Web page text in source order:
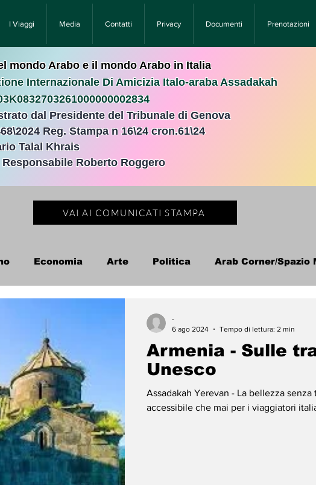
I Viaggi Media Contatti Privacy Documenti Prenotazioni
mondo Arabo e il mondo Arabo in Italia
Internazionale Di Amicizia Italo-araba Assadakah
dal Presidente del Tribunale di Genova
Reg. Stampa n 16\24 cron.61\24
Talal Khrais
Roberto Roggero
VAI AI COMUNICATI STAMPA
Economia Arte Politica Arab Corner/Spazio
Archeologia Musica Cinema Tradizioni
Teatro Lega Araba Società Diritti Umani
Gastronomia
Armenia - Sulle
Unesco
Assadakah Yerevan - La bellezza
accessibile che mai per i viaggiatori
-
6 ago 2024
Tempo di lettura: 2 min